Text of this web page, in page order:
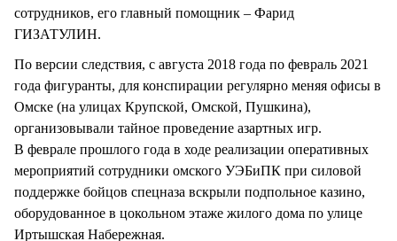
сотрудников, его главный помощник – Фарид
ГИЗАТУЛИН.
По версии следствия, с августа 2018 года по февраль 2021
года фигуранты, для конспирации регулярно меняя офисы в
Омске (на улицах Крупской, Омской, Пушкина),
организовывали тайное проведение азартных игр.
В феврале прошлого года в ходе реализации оперативных
мероприятий сотрудники омского УЭБиПК при силовой
поддержке бойцов спецназа вскрыли подпольное казино,
оборудованное в цокольном этаже жилого дома по улице
Иртышская Набережная.